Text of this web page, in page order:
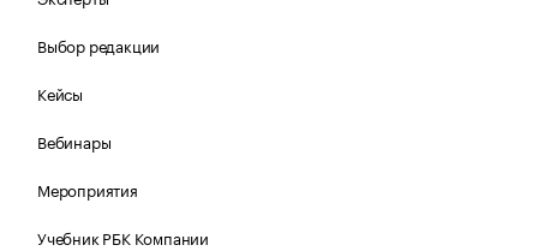
Выбор редакции
Кейсы
Вебинары
Мероприятия
Учебник РБК Компании